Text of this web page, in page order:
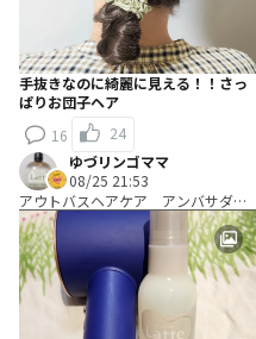
手抜きなのに綺麗に見える！！さっ
ぱりお団子ヘア
16
24
ゆづリンゴママ
08/25 21:53
アウトバスヘアケア アンバサダ
ー Ａコース：＼試して考える／キ
ャッチコピー開発コース